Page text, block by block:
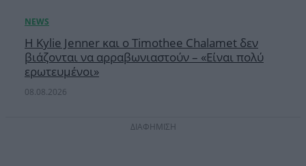
Η Kylie Jenner και ο Timothee Chalamet δεν
βιάζονται να αρραβωνιαστούν – «Είναι πολύ
ερωτευμένοι»
08.08.2026
ΔΙΑΦΗΜΙΣΗ